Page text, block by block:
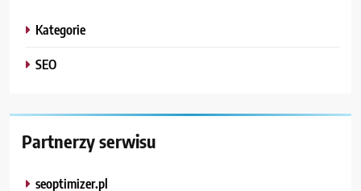
Kategorie
SEO
Partnerzy serwisu
seoptimizer.pl